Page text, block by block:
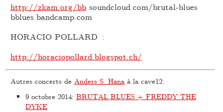
http://zkam.org/bb soundcloud.com/brutal-blues
bblues.bandcamp.com
HORACIO POLLARD :
http://horaciopollard.blogspot.ch/
Autres concerts de Anders S. Hanaà la cave12:
9 octobre 2014:BRUTAL BLUES + FREDDY THE
DYKE